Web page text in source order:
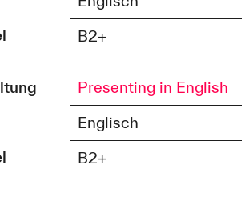
B2+
Presenting in English
Englisch
B2+